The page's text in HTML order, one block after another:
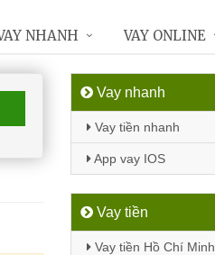
Vay nhanh
Vay tiền nhanh
App vay IOS
Vay tiền
Vay tiền Hồ Chí Minh
NHANH VAY ONLINE